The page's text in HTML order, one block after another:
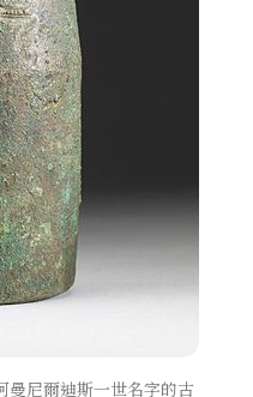
曼尼爾迪斯一世名字的古